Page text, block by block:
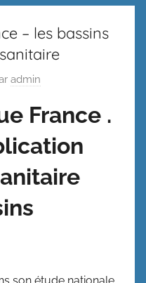
– les bassins
admin
France .
son étude nationale